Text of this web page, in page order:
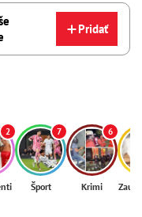
Pridať
2 7
Šport
6
Krimi